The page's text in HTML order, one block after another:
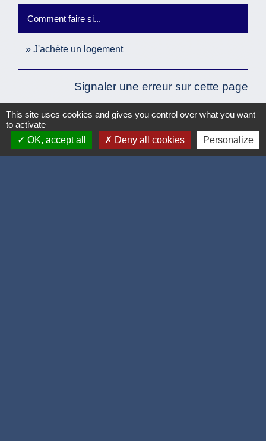
Comment faire si...
J'achète un logement
Signaler une erreur sur cette page
Accueil / contacts
This site uses cookies and gives you control over what you want
to activate
OK, accept all
Deny all cookies Personalize